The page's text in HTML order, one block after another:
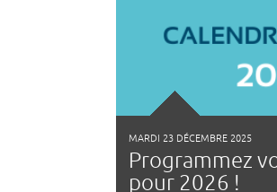
MARDI 23 DÉCEMBRE 2025
Programmez
pour 2026 !